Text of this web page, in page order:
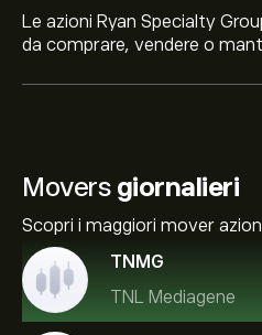
Le azioni Ryan Specialty
da comprare, vendere o
Movers giornalieri
Scopri i maggiori mover
TNMG
TNL Mediagene